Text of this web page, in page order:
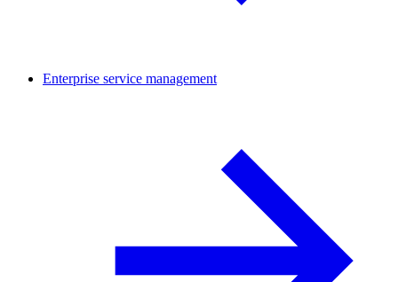
Enterprise service management